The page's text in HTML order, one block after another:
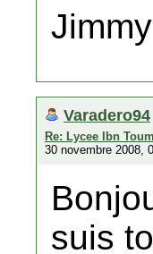
Jimmy
Varadero94
Re: Lycee Ibn
30 novembre 2008,
suis